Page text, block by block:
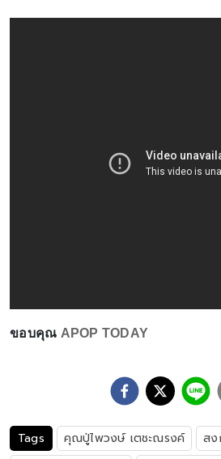
ขอบคุณ APOP TODAY
Tags คุณปู่ไพวงษ์ เตชะณรงค์
สง